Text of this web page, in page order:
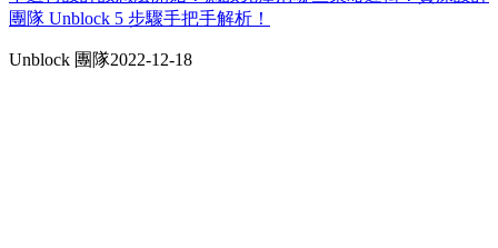
團隊 Unblock 5 步驟手把手解析！
Unblock 團隊2022-12-18